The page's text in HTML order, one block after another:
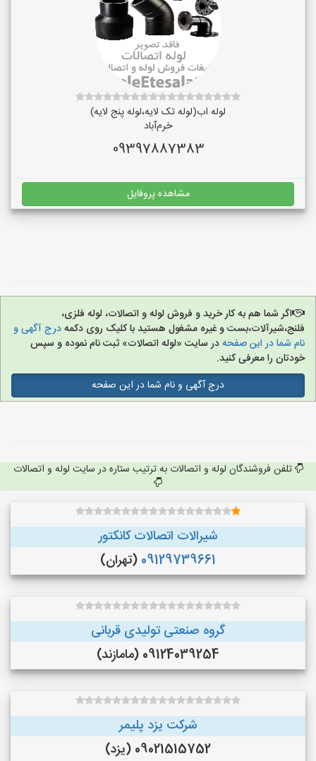
لوله اب(لوله تک لایه،لوله پنج لایه)
خرم‌آباد
09397887383
مشاهده پروفایل
اگر شما هم به کار خرید و فروش لوله و اتصالات، لوله فلزی،
فلنج،شیرآلات،بست و غیره مشغول هستید با کلیک روی دکمهدرج آگهی و
نام شما در این صفحهدر سایت «لوله اتصالات» ثبت نام نموده و سپس
خودتان را معرفی کنید.
درج آگهی و نام شما در این صفحه
تلفن فروشندگان لوله و اتصالات به ترتیب ستاره در سایت لوله و اتصالات
شیرالات اتصالات کانکتور
09129739661 (تهران)
گروه صنعتی تولیدی قربانی
09124039254 (مامازند)
شرکت یزد پلیمر
09021515752 (یزد)